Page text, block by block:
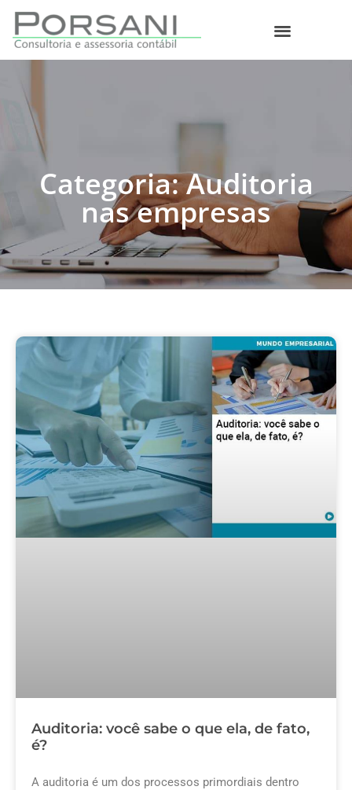
Categoria: Auditoria
nas empresas
Auditoria: você sabe o que ela, de fato,
é?
A auditoria é um dos processos primordiais dentro